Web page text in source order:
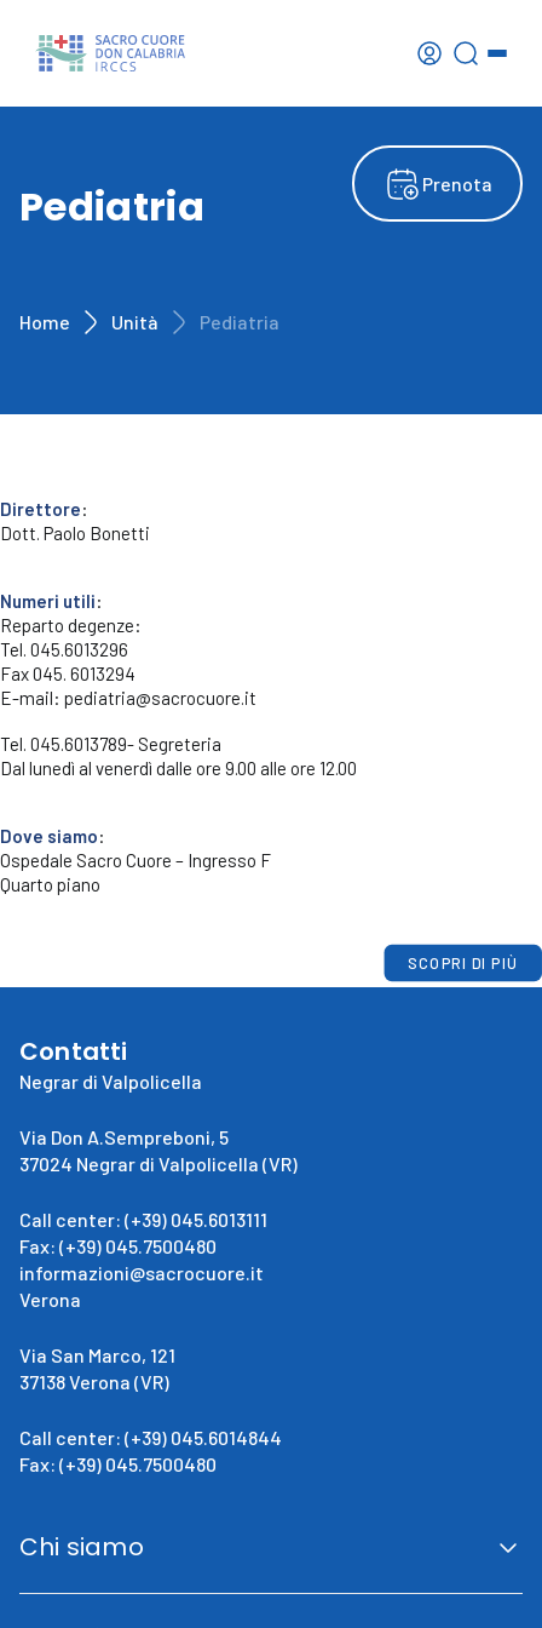
Prenota
Pediatria
Home Unità Pediatria
Direttore:
Dott. Paolo Bonetti
Numeri utili:
Reparto degenze:
Tel. 045.6013296
Fax 045. 6013294
E-mail: pediatria@sacrocuore.it
Tel. 045.6013789- Segreteria
Dal lunedì al venerdì dalle ore 9.00 alle ore 12.00
Dove siamo:
Ospedale Sacro Cuore – Ingresso F
Quarto piano
SCOPRI DI PIÙ
Contatti
Negrar di Valpolicella
Via Don A.Sempreboni, 5
37024 Negrar di Valpolicella (VR)
Call center: (+39) 045.6013111
Fax: (+39) 045.7500480
informazioni@sacrocuore.it
Verona
Via San Marco, 121
37138 Verona (VR)
Call center: (+39) 045.6014844
Fax: (+39) 045.7500480
Chi siamo
San Giovanni Calabria